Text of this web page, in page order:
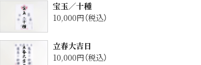
宝玉／十種
10,000円（税込）
立春大吉日
10,000円（税込）